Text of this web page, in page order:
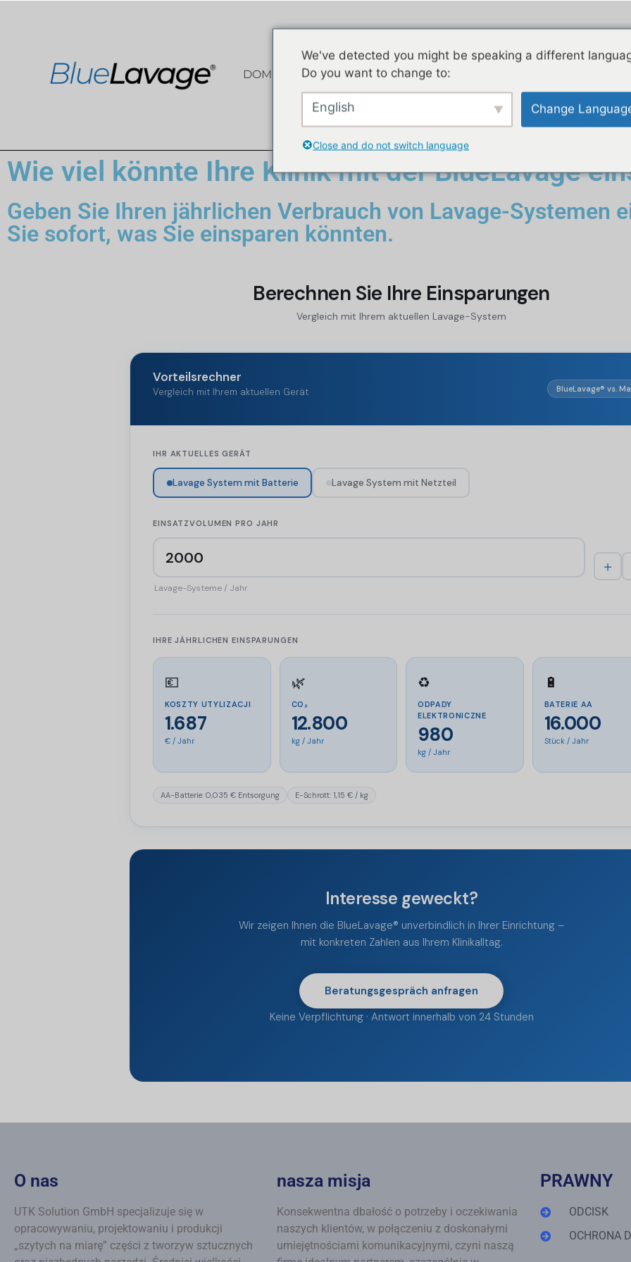
DOM ZALETY DYSTRYBUCJA
Wie viel könnte Ihre Klinik mit der BlueLavage
Geben Sie Ihren jährlichen Verbrauch von Lavage-Systemen
Sie sofort, was Sie einsparen könnten.
Berechnen Sie Ihre Einsparungen
Vergleich mit Ihrem aktuellen Lavage-System
Vorteilsrechner
Vergleich mit Ihrem aktuellen Gerät BlueLavage® vs.
IHR AKTUELLES GERÄT
Lavage System mit Batterie Lavage System mit Netzteil
EINSATZVOLUMEN PRO JAHR
Lavage-Systeme / Jahr
＋
IHRE JÄHRLICHEN EINSPARUNGEN
💶
KOSZTY UTYLIZACJI
1.687
€ / Jahr
🌿
CO₂
12.800
kg / Jahr
♻️
ODPADY
ELEKTRONICZNE
980
kg / Jahr
🔋
BATERIE AA
16.000
Stück / Jahr
AA-Batterie: 0,035 € Entsorgung E-Schrott: 1,15 € / kg
Interesse geweckt?
Wir zeigen Ihnen die BlueLavage® unverbindlich in Ihrer Einrichtung –
mit konkreten Zahlen aus Ihrem Klinikalltag.
Beratungsgespräch anfragen
Keine Verpflichtung · Antwort innerhalb von 24 Stunden
O nas
UTK Solution GmbH specjalizuje się w
opracowywaniu, projektowaniu i produkcji
„szytych na miarę” części z tworzyw sztucznych
nasza misja
Konsekwentna dbałość o potrzeby i oczekiwania
naszych klientów, w połączeniu z doskonałymi
umiejętnościami komunikacyjnymi, czyni naszą
PRAWNY
ODCISK
OCHRONA
We've detected you might be speaking a different
Do you want to change to:
English Change
Close and do not switch language